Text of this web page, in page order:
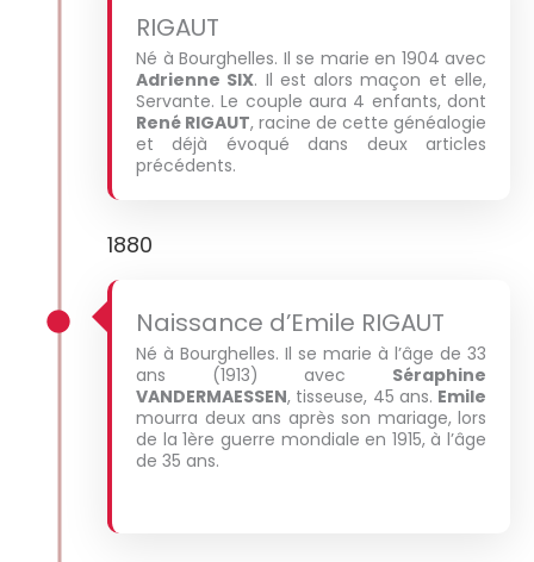
RIGAUT
Né à Bourghelles. Il se marie en 1904 avec
Adrienne SIX. Il est alors maçon et elle,
Servante. Le couple aura 4 enfants, dont
René RIGAUT, racine de cette généalogie
et déjà évoqué dans deux articles
précédents.
1880
Naissance d’Emile RIGAUT
Né à Bourghelles. Il se marie à l’âge de 33
ans (1913) avec Séraphine
VANDERMAESSEN, tisseuse, 45 ans. Emile
mourra deux ans après son mariage, lors
de la 1ère guerre mondiale en 1915, à l’âge
de 35 ans.